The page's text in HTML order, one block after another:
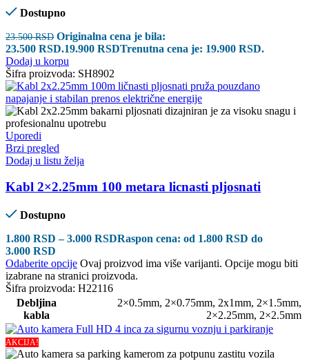
Dostupno
23.500RSD Originalna cena je bila:
23.500 RSD.19.900 RSDTrenutna cena je: 19.900 RSD.
Dodaj u korpu
Šifra proizvoda: SH8902
Uporedi
Brzi pregled
Dodaj u listu želja
Kabl 2×2.25mm 100 metara licnasti pljosnati
Dostupno
1.800 RSD – 3.000 RSDRaspon cena: od 1.800 RSD do
3.000 RSD
Odaberite opcije Ovaj proizvod ima više varijanti. Opcije mogu biti
izabrane na stranici proizvoda.
Šifra proizvoda: H22116
Debljina
kabla
2×0.5mm, 2×0.75mm, 2x1mm, 2×1.5mm,
2×2.25mm, 2×2.5mm
AKCIJA!